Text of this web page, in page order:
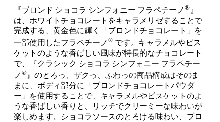
『ブロンド ショコラ シンフォニー フラペチーノ ® 』
は、ホワイトチョコレートをキャラメリゼすることで
完成する、黄金色に輝く「ブロンドチョコレート」を
一部使用したフラペチーノ ® です。キャラメルやビス
ケットのような香ばしい風味が特長的なチョコレート
で、『クラシック ショコラ シンフォニー フラペチー
ノ ® 』のとろっ、ザクっ、ふわっの商品構成はそのま
まに、ボディ部分に「ブロンドチョコレートパウダ
ー」を使用することで、キャラメルやビスケットのよ
うな香ばしい香りと、リッチでクリーミーな味わいが
楽しめます。ショコラソースのとろける味わい、ブロ